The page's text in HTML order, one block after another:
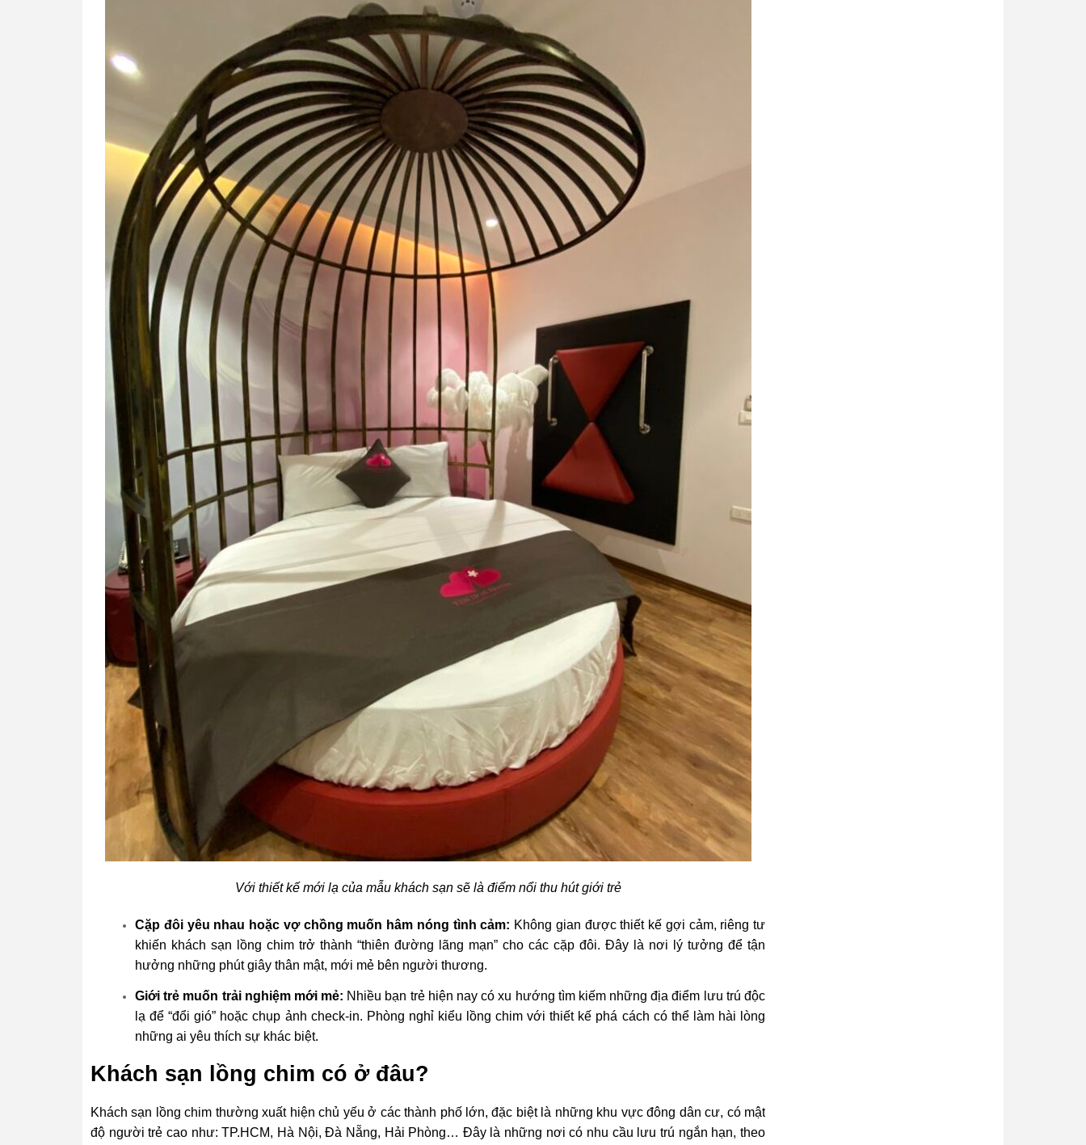
Với thiết kế mới lạ của mẫu khách sạn sẽ là điểm nổi thu hút giới trẻ
Cặp đôi yêu nhau hoặc vợ chồng muốn hâm nóng tình cảm: Không gian được thiết kế gợi cảm, riêng tư
khiến khách sạn lồng chim trở thành “thiên đường lãng mạn” cho các cặp đôi. Đây là nơi lý tưởng để tận
hưởng những phút giây thân mật, mới mẻ bên người thương.
Giới trẻ muốn trải nghiệm mới mẻ: Nhiều bạn trẻ hiện nay có xu hướng tìm kiếm những địa điểm lưu trú độc
lạ để “đổi gió” hoặc chụp ảnh check-in. Phòng nghỉ kiểu lồng chim với thiết kế phá cách có thể làm hài lòng
những ai yêu thích sự khác biệt.
Khách sạn lồng chim có ở đâu?
Khách sạn lồng chim thường xuất hiện chủ yếu ở các thành phố lớn, đặc biệt là những khu vực đông dân cư, có mật
độ người trẻ cao như: TP.HCM, Hà Nội, Đà Nẵng, Hải Phòng… Đây là những nơi có nhu cầu lưu trú ngắn hạn, theo